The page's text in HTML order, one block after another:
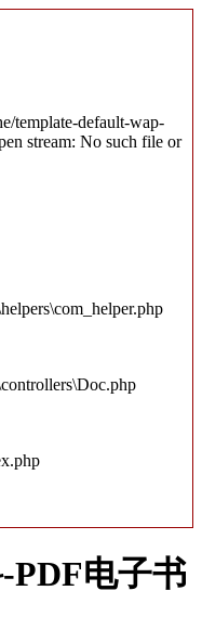
template-default-wap-
stream: No such file or
PDF电子书